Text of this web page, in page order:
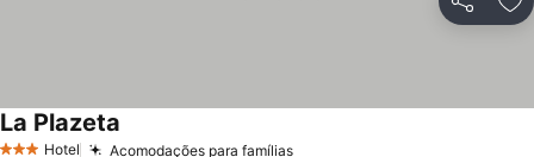
Partilhar
Hotel Acomodações para famílias
La Plazeta